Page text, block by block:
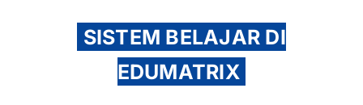
SISTEM BELAJAR DI
EDUMATRIX